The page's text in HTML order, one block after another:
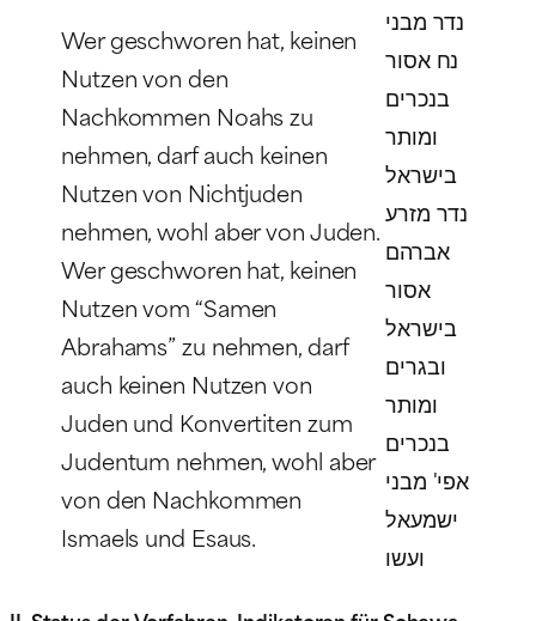
Wer geschworen hat, keinen
Nutzen von den
Nachkommen Noahs zu
nehmen, darf auch keinen
Nutzen von Nichtjuden
nehmen, wohl aber von Juden.
Wer geschworen hat, keinen
Nutzen vom “Samen
Abrahams” zu nehmen, darf
auch keinen Nutzen von
Juden und Konvertiten zum
Judentum nehmen, wohl aber
von den Nachkommen
Ismaels und Esaus.
נדר מבני
נח אסור
בנכרים
ומותר
בישראל
נדר מזרע
אברהם
אסור
בישראל
ובגרים
ומותר
בנכרים
אפי' מבני
ישמעאל
ועשו